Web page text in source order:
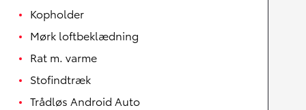
Kopholder
Mørk loftbeklædning
Rat m. varme
Stofindtræk
Trådløs Android Auto